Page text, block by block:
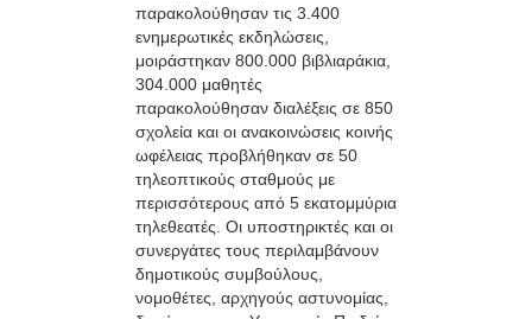
παρακολούθησαν τις 3.400
ενημερωτικές εκδηλώσεις,
μοιράστηκαν 800.000 βιβλιαράκια,
304.000 μαθητές
παρακολούθησαν διαλέξεις σε 850
σχολεία και οι ανακοινώσεις κοινής
ωφέλειας προβλήθηκαν σε 50
τηλεοπτικούς σταθμούς με
περισσότερους από 5 εκατομμύρια
τηλεθεατές. Οι υποστηρικτές και οι
συνεργάτες τους περιλαμβάνουν
δημοτικούς συμβούλους,
νομοθέτες, αρχηγούς αστυνομίας,